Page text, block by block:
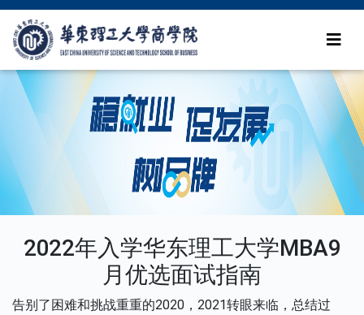
2022年入学华东理工大学MBA9
月优选面试指南
告别了困难和挑战重重的2020，2021转眼来临，总结过